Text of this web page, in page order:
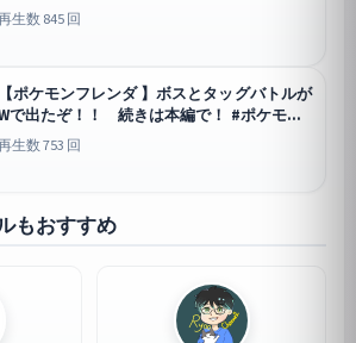
生数 845 回
ポケモンフレンダ 】ボスとタッグバトルが
で出たぞ！！ 続きは本編で！ #ポケモン
レンダ
生数 753 回
もおすすめ